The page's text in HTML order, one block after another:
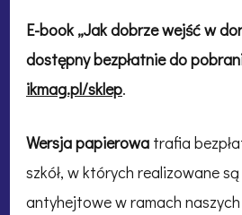
E-book „Jak dobrze wejść w
dostępny bezpłatnie do
ikmag.pl/sklep.
Wersja papierowa trafia
szkół, w których realizowane
antyhejtowe w ramach naszych